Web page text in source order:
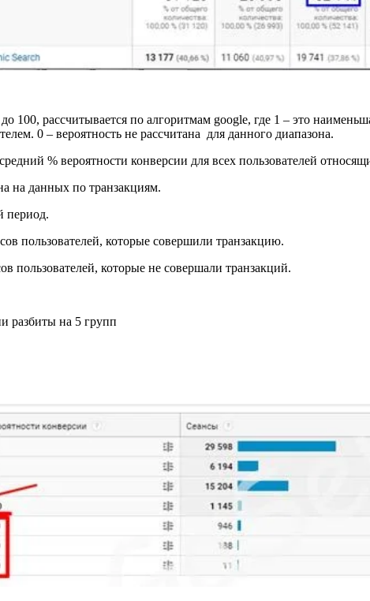
100, рассчитывается по алгоритмам google, где 1 – это
0 – вероятность не рассчитана для данного диапазона.
% вероятности конверсии для всех пользователей
на данных по транзакциям.
период.
пользователей, которые совершили транзакцию.
пользователей, которые не совершали транзакций.
разбиты на 5 групп